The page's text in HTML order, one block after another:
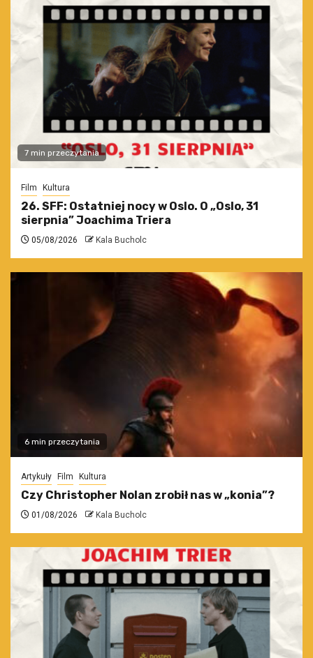
7 min przeczytania
Film Kultura
26. SFF: Ostatniej nocy w Oslo. O „Oslo, 31
sierpnia” Joachima Triera
05/08/2026 Kala Bucholc
6 min przeczytania
Artykuły Film Kultura
Czy Christopher Nolan zrobił nas w „konia”?
01/08/2026 Kala Bucholc